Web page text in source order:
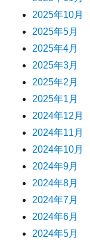
2025年10月
2025年5月
2025年4月
2025年3月
2025年2月
2025年1月
2024年12月
2024年11月
2024年10月
2024年9月
2024年8月
2024年7月
2024年6月
2024年5月